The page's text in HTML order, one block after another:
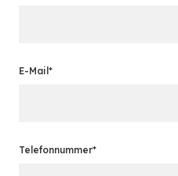
E-Mail*
Telefonnummer*